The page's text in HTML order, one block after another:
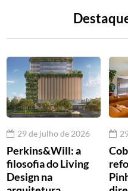
29 de julho de 2026
Perkins&Will: a
filosofia do Living
Design na